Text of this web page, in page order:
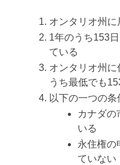
オンタリオ州に
1年のうち153
ている
オンタリオ州
うち最低でも
以下の一つの
カナダの
いる
永住権の
ていない